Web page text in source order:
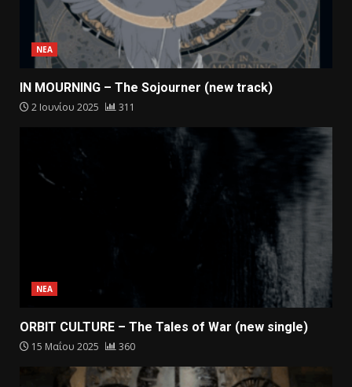
ΝΕΑ
IN MOURNING – The Sojourner (new track)
2 Ιουνίου 2025 311
ΝΕΑ
ORBIT CULTURE – The Tales of War (new single)
15 Μαΐου 2025 360